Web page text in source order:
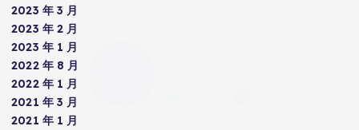
2023 年 3 月
2023 年 2 月
2023 年 1 月
2022 年 8 月
2022 年 1 月
2021 年 3 月
2021 年 1 月